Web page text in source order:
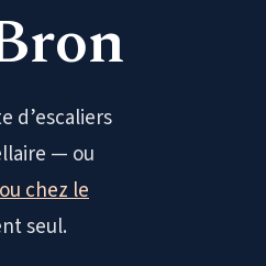
d’escaliers
— ou
chez le
seul.